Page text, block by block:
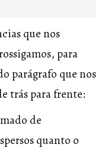
que nos
para
parágrafo que nos
trás para frente:
de
quanto o